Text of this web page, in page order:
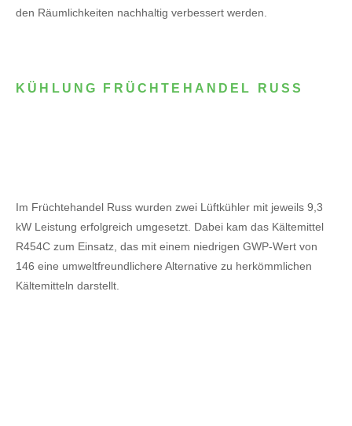
den Räumlichkeiten nachhaltig verbessert werden.
KÜHLUNG FRÜCHTEHANDEL RUSS
Im Früchtehandel Russ wurden zwei Lüftkühler mit jeweils 9,3
kW Leistung erfolgreich umgesetzt. Dabei kam das Kältemittel
R454C zum Einsatz, das mit einem niedrigen GWP-Wert von
146 eine umweltfreundlichere Alternative zu herkömmlichen
Kältemitteln darstellt.